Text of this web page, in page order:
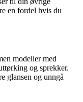
en fordel hvis du
modeller med
og sprekker.
glansen og unngå